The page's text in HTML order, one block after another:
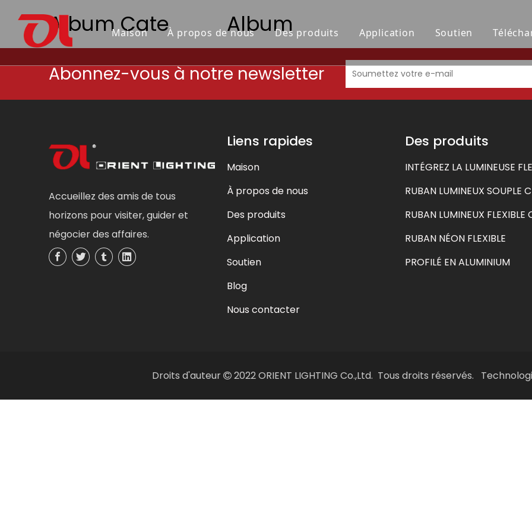
Maison À propos de nous
Pourquoi nous choisir Certificat Honneur
Des produits
INTÉGREZ LA LUMINEUSE FLEXIBLE RUBAN LUMINEUX SOUPLE CMS
Application
150e anniversaire du Canada Reconstruction de la grande jetée
Soutien
Album Cate Album
Abonnez-vous à notre newsletter
Accueillez des amis de tous
horizons pour visiter, guider et
négocier des affaires.
Liens rapides
Maison
À propos de nous
Des produits
Application
Soutien
Blog
Nous contacter
Des produits
INTÉGREZ LA LUMINEUSE
RUBAN LUMINEUX SOUPLE
RUBAN LUMINEUX FLEXIBLE
RUBAN NÉON FLEXIBLE
PROFILÉ EN ALUMINIUM
Droits d'auteur 2022 ORIENT LIGHTING Co.,Ltd. Tous droits réservés.